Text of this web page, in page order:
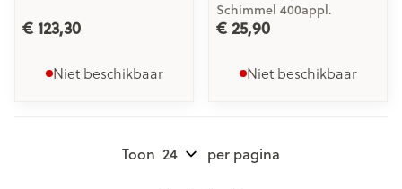
€ 123,30
Niet beschikbaar
Schimmel 400appl.
€ 25,90
Niet beschikbaar
Toon per pagina